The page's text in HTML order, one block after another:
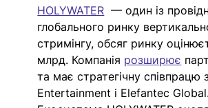
HOLYWATER
— один із
глобального ринку
стримінгу, обсяг ринку
млрд. Компанія розширює
та має стратегічну співпрацю
Entertainment і Elefantec